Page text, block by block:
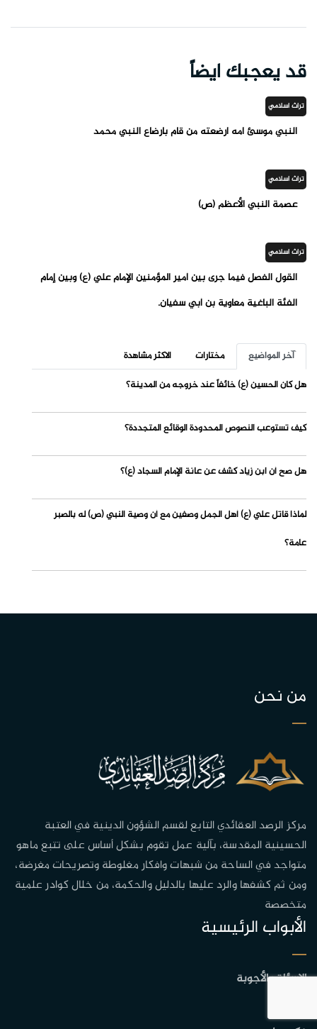
قد يعجبك ايضاً
تراث اسلامي
النبي موسئ امه ارضعته من قام بارضاع النبي محمد
تراث اسلامي
عصمة النبي الأعظم (ص)
تراث اسلامي
القول الفصل فيما جرى بين أمير المؤمنين الإمام علي (ع) وبين إمام
الفئة الباغية معاوية بن أبي سفيان.
آخر المواضيع مختارات
الاكثر مشاهدة
هل كان الحسين (ع) خائفاً عند خروجه من المدينة؟
كيف تستوعب النصوص المحدودة الوقائع المتجددة؟
هل صح أن ابن زياد كشف عن عانة الإمام السجاد (ع)؟
لماذا قاتل علي (ع) أهل الجمل وصفين مع أن وصية النبي (ص) له بالصبر
عامة؟
من نحن
مركز الرصد العقائدي التابع لقسم الشؤون الدينية في العتبة
الحسينية المقدسة، بآلية عمل تقوم بشكل أساس على تتبع ماهو
متواجد في الساحة من شبهات وافكار مغلوطة وتصريحات مغرضة،
ومن ثم كشفها والرد عليها بالدليل والحكمة، من خلال كوادر علمية
متخصصة
الأبواب الرئيسية
الاسئلة والأجوبة